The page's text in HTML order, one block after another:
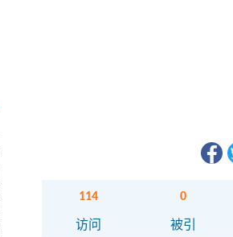
114
访问
0
被引